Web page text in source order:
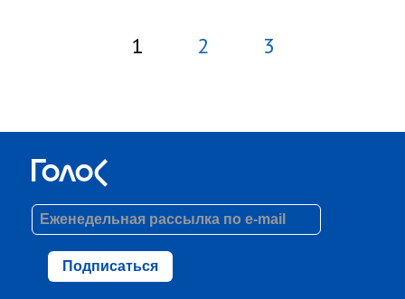
1 2 3
Подписаться